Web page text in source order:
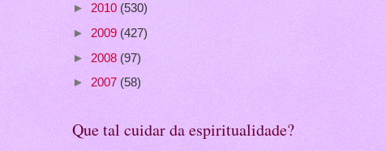
► 2010 (530)
► 2009 (427)
► 2008 (97)
► 2007 (58)
Que tal cuidar da espiritualidade?